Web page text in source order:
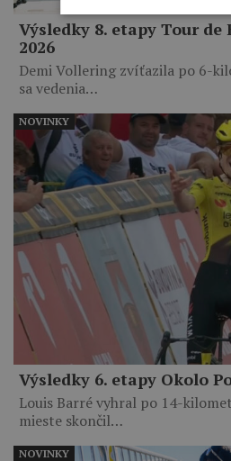
Výsledky 8. etapy Tour de
2026
Demi Vollering zvíťazila po 6-
sa vedenia…
Výsledky 6. etapy Okolo
Louis Barré vyhral po 14-
mieste skončil…
NOVINKY
NOVINKY